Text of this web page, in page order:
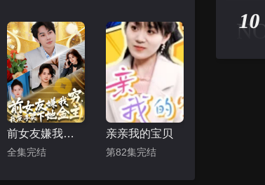
前女友嫌我穷，我反手买下她金主
全集完结
亲亲我的宝贝
第82集完结
NO
10